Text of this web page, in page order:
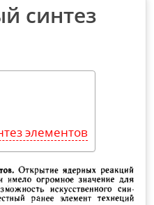
синтез
элементов